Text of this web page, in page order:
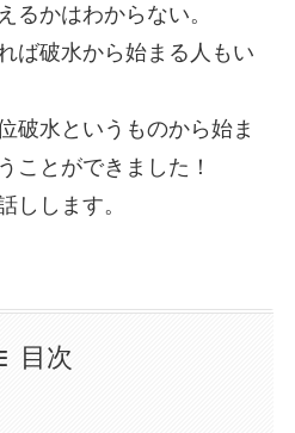
るかはわからない。
ば破水から始まる人もい
破水というものから始ま
ことができました！
しします。
目次